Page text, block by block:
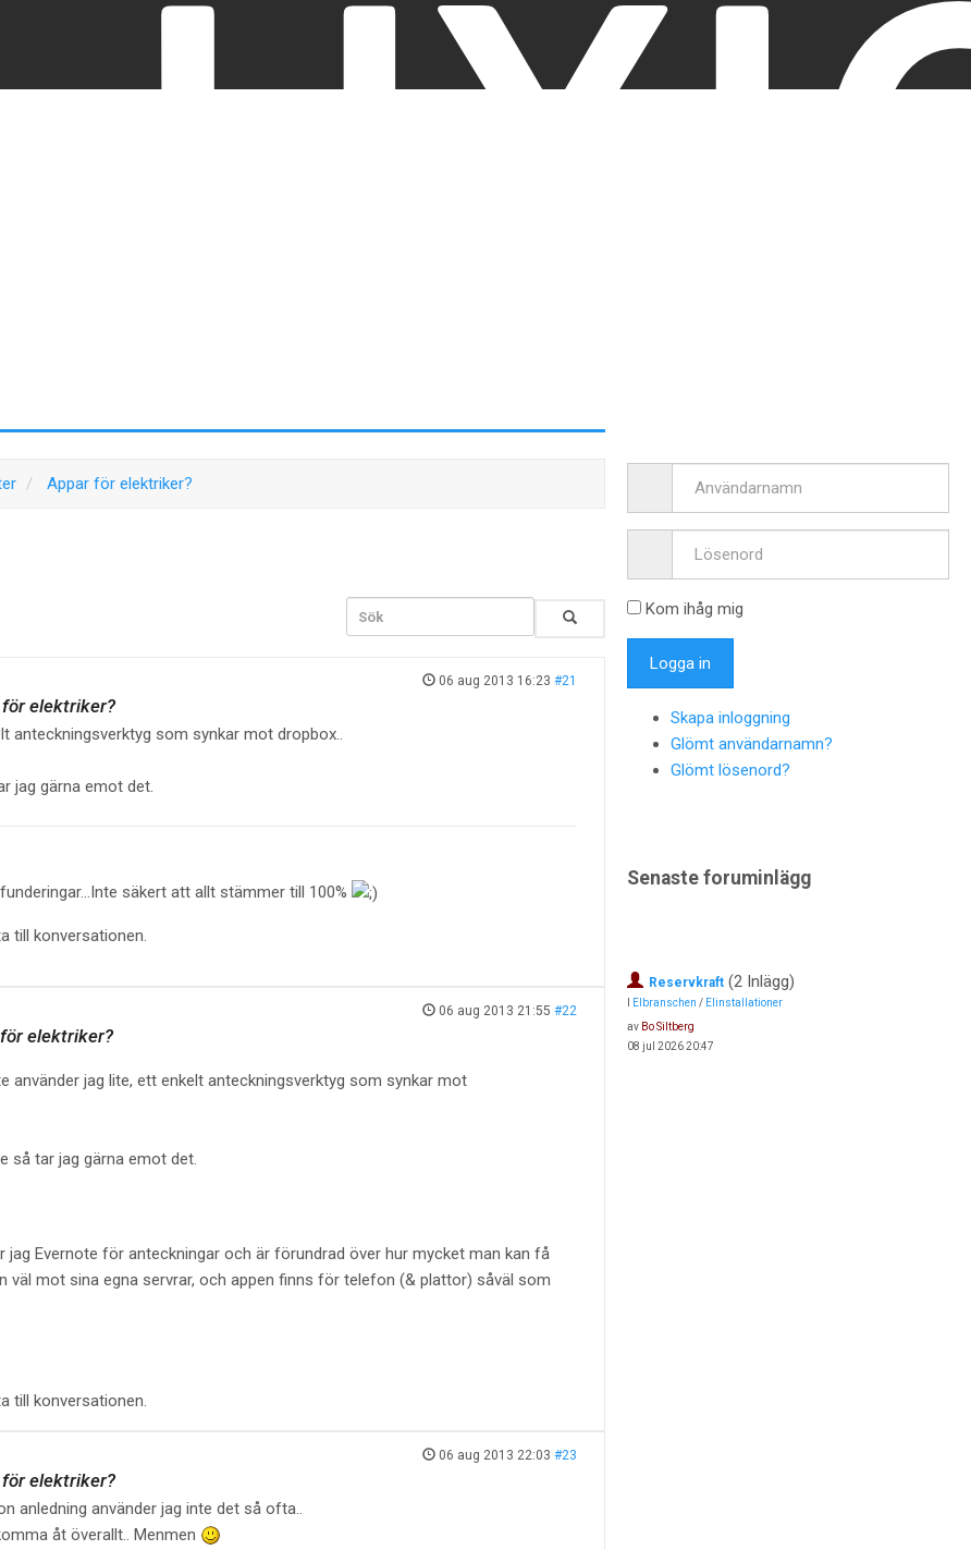
Appar för elektriker?
06 aug 2013 16:23 #21
elektriker?
anteckningsverktyg som synkar mot dropbox..
jag gärna emot det.
Inte säkert att allt stämmer till 100%
till konversationen.
06 aug 2013 21:55 #22
elektriker?
använder jag lite, ett enkelt anteckningsverktyg som synkar mot
så tar jag gärna emot det.
jag Evernote för anteckningar och är förundrad över hur mycket man kan få
väl mot sina egna servrar, och appen finns för telefon (& plattor) såväl som
till konversationen.
06 aug 2013 22:03 #23
elektriker?
anledning använder jag inte det så ofta..
åt överallt.. Menmen
Kom ihåg mig
Skapa inloggning
Glömt användarnamn?
Glömt lösenord?
Senaste foruminlägg
Reservkraft (2 Inlägg)
Elbranschen / Elinstallationer
av Bo Siltberg
08 jul 2026 20:47